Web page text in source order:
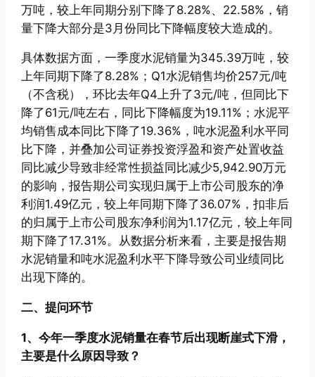
万吨，较上年同期分别下降了8.28%、22.58%，销
量下降大部分是3月份同比下降幅度较大造成的。
具体数据方面，一季度水泥销量为345.39万吨，较
上年同期下降了8.28%；Q1水泥销售均价257元/吨
（不含税），环比去年Q4上升了3元/吨，但同比下
降了61元/吨左右，同比下降幅度为19.11%；水泥平
均销售成本同比下降了19.36%，吨水泥盈利水平同
比下降，并叠加公司证券投资浮盈和资产处置收益
同比减少导致非经常性损益同比减少5,942.90万元
的影响，报告期公司实现归属于上市公司股东的净
利润1.49亿元，较上年同期下降了36.07%，扣非后
的归属于上市公司股东净利润为1.17亿元，较上年同
期下降了17.31%。从数据分析来看，主要是报告期
水泥销量和吨水泥盈利水平下降导致公司业绩同比
出现下降的。
二、提问环节
1、今年一季度水泥销量在春节后出现断崖式下滑，
主要是什么原因导致？